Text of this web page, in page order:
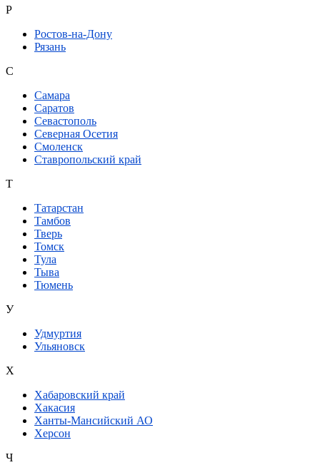
Р
Ростов-на-Дону
Рязань
С
Самара
Саратов
Севастополь
Северная Осетия
Смоленск
Ставропольский край
Т
Татарстан
Тамбов
Тверь
Томск
Тула
Тыва
Тюмень
У
Удмуртия
Ульяновск
Х
Хабаровский край
Хакасия
Ханты-Мансийский АО
Херсон
Ч